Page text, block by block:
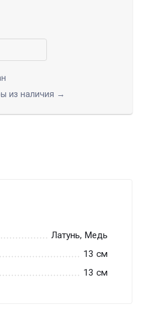
из наличия →
Латунь, Медь
13 см
13 см